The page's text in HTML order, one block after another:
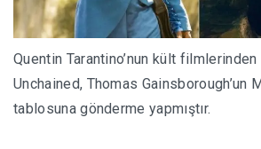
Quentin Tarantino’nun kült
Unchained, Thomas Gainsborough’un
tablosuna gönderme yapmıştır.